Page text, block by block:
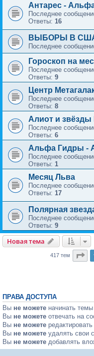
Антарес -
Последнее
Ответы: 16
ВЫБОРЫ В США
Последнее
Гороскоп на
Последнее
Ответы: 9
Центр
Последнее
Ответы: 8
Алиот и
Последнее
Ответы: 6
Альфа Гидры -
Последнее
Ответы: 1
Месяц Льва
Последнее
Ответы: 17
Полярная
Последнее
Ответы: 9
Новая тема
417 тем
ПРАВА ДОСТУПА
Вы не можете начинать темы
Вы не можете отвечать на
Вы не можете
Вы не можете удалять свои
Вы не можете добавлять